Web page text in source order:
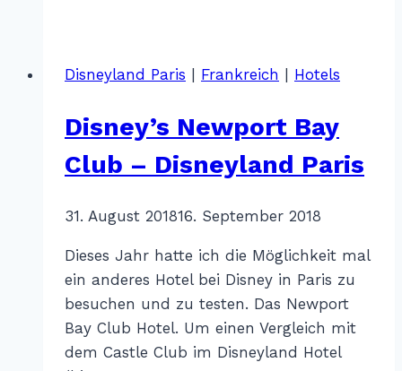
How
to
Disneyland Paris Frankreich Hotels
Disney’s Newport Bay
Club – Disneyland Paris
VonKatharina
31. August 201816. September 2018
Dieses Jahr hatte ich die Möglichkeit mal
ein anderes Hotel bei Disney in Paris zu
besuchen und zu testen. Das Newport
Bay Club Hotel. Um einen Vergleich mit
dem Castle Club im Disneyland Hotel